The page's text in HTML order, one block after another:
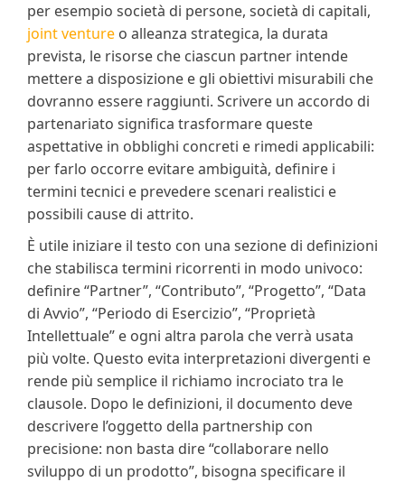
per esempio società di persone, società di capitali,
joint venture o alleanza strategica, la durata
prevista, le risorse che ciascun partner intende
mettere a disposizione e gli obiettivi misurabili che
dovranno essere raggiunti. Scrivere un accordo di
partenariato significa trasformare queste
aspettative in obblighi concreti e rimedi applicabili:
per farlo occorre evitare ambiguità, definire i
termini tecnici e prevedere scenari realistici e
possibili cause di attrito.
È utile iniziare il testo con una sezione di definizioni
che stabilisca termini ricorrenti in modo univoco:
definire “Partner”, “Contributo”, “Progetto”, “Data
di Avvio”, “Periodo di Esercizio”, “Proprietà
Intellettuale” e ogni altra parola che verrà usata
più volte. Questo evita interpretazioni divergenti e
rende più semplice il richiamo incrociato tra le
clausole. Dopo le definizioni, il documento deve
descrivere l’oggetto della partnership con
precisione: non basta dire “collaborare nello
sviluppo di un prodotto”, bisogna specificare il